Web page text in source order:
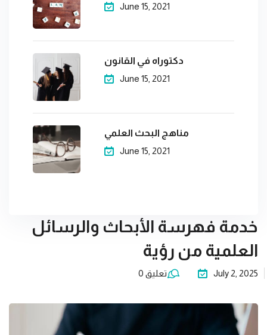
خدمة فهرسة الأبحاث والرسائل
العلمية من رؤية
July 2, 2025 تعليق 0
June 15, 2021
دكتوراه في القانون
June 15, 2021
مناهج البحث العلمي
June 15, 2021